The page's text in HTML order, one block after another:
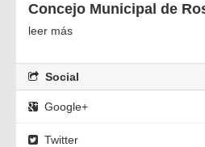
Concejo Municipal de
leer más
Social
Google+
Twitter